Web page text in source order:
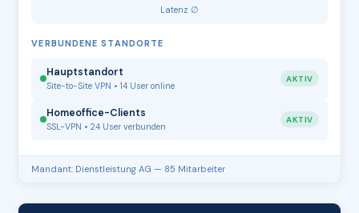
Latenz ∅
VERBUNDENE STANDORTE
Hauptstandort
Site-to-Site VPN • 14 User online
AKTIV
Homeoffice-Clients
SSL-VPN • 24 User verbunden
AKTIV
Mandant: Dienstleistung AG — 85 Mitarbeiter